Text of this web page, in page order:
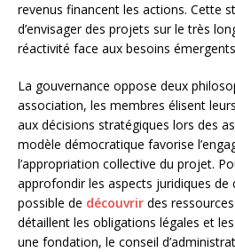
revenus financent les actions. Cette
d’envisager des projets sur le très
réactivité face aux besoins
La gouvernance oppose deux
association, les membres élisent
aux décisions stratégiques lors des
modèle démocratique favorise
l’appropriation collective du projet.
approfondir les aspects juridiques de
possible de découvrir des
détaillent les obligations légales et
une fondation, le conseil